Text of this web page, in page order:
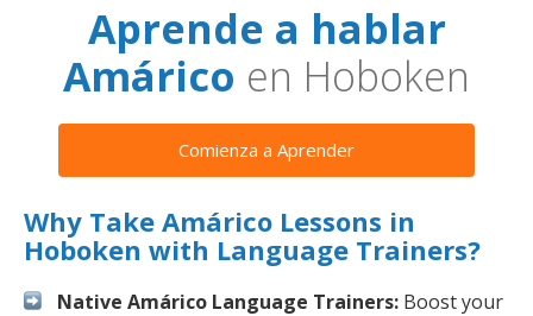
Aprende a hablar
Amárico en Hoboken
Comienza a Aprender
Why Take Amárico Lessons in
Hoboken with Language Trainers?
Native Amárico Language Trainers: Boost your